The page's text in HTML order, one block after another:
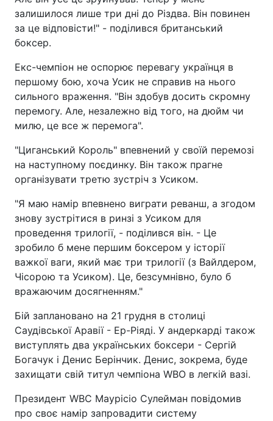
залишилося лише три дні до Різдва. Він повинен
за це відповісти!" - поділився британський
боксер.
Екс-чемпіон не оспорює перевагу українця в
першому бою, хоча Усик не справив на нього
сильного враження. "Він здобув досить скромну
перемогу. Але, незалежно від того, на дюйм чи
милю, це все ж перемога".
"Циганський Король" впевнений у своїй перемозі
на наступному поєдинку. Він також прагне
організувати третю зустріч з Усиком.
"Я маю намір впевнено виграти реванш, а згодом
знову зустрітися в ринзі з Усиком для
проведення трилогії, - поділився він. - Це
зробило б мене першим боксером у історії
важкої ваги, який має три трилогії (з Вайлдером,
Чісорою та Усиком). Це, безсумнівно, було б
вражаючим досягненням."
Бій заплановано на 21 грудня в столиці
Саудівської Аравії - Ер-Ріяді. У андеркарді також
виступлять два українських боксери - Сергій
Богачук і Денис Берінчик. Денис, зокрема, буде
захищати свій титул чемпіона WBO в легкій вазі.
Президент WBC Маурісіо Сулейман повідомив
про своє намір запровадити систему